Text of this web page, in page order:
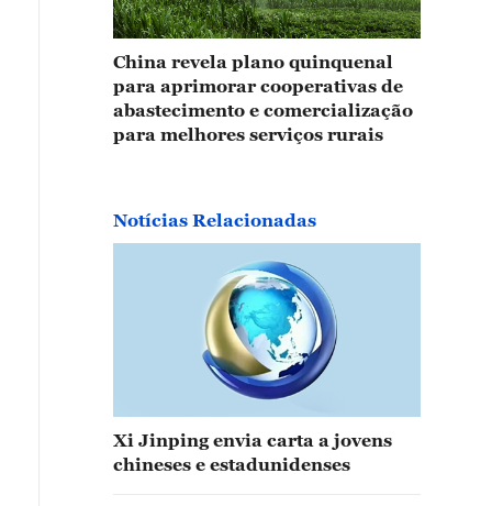
China revela plano quinquenal
para aprimorar cooperativas de
abastecimento e comercialização
para melhores serviços rurais
Notícias Relacionadas
Xi Jinping envia carta a jovens
chineses e estadunidenses